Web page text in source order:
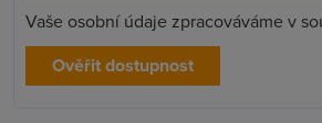
Vaše osobní údaje zpracováváme v
Ověřit dostupnost